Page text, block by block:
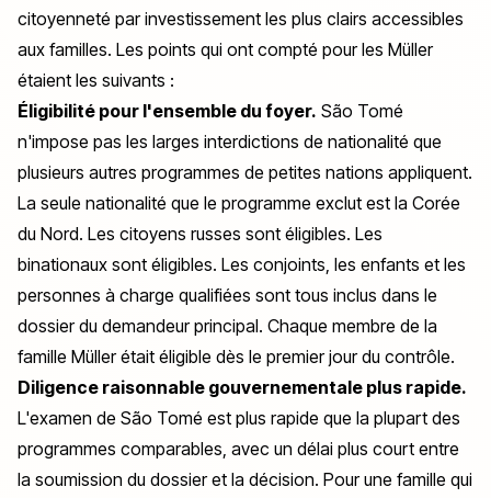
citoyenneté par investissement les plus clairs accessibles
aux familles. Les points qui ont compté pour les Müller
étaient les suivants :
Éligibilité pour l'ensemble du foyer. São Tomé
n'impose pas les larges interdictions de nationalité que
plusieurs autres programmes de petites nations appliquent.
La seule nationalité que le programme exclut est la Corée
du Nord. Les citoyens russes sont éligibles. Les
binationaux sont éligibles. Les conjoints, les enfants et les
personnes à charge qualifiées sont tous inclus dans le
dossier du demandeur principal. Chaque membre de la
famille Müller était éligible dès le premier jour du contrôle.
Diligence raisonnable gouvernementale plus rapide.
L'examen de São Tomé est plus rapide que la plupart des
programmes comparables, avec un délai plus court entre
la soumission du dossier et la décision. Pour une famille qui